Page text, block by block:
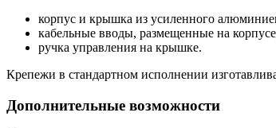
корпус и крышка из усиленного
кабельные вводы, размещенные на
ручка управления на крышке.
Крепежи в стандартном исполнении
Дополнительные возможности